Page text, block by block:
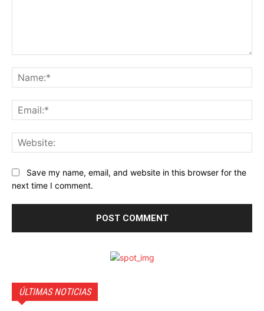
Save my name, email, and website in this browser for the
next time I comment.
ÚLTIMAS NOTICIAS